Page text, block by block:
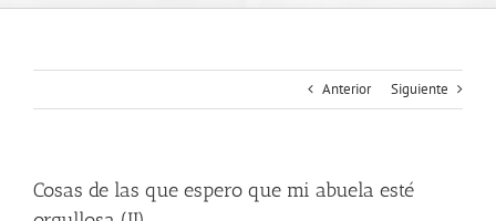
Anterior Siguiente
Cosas de las que espero que mi abuela esté